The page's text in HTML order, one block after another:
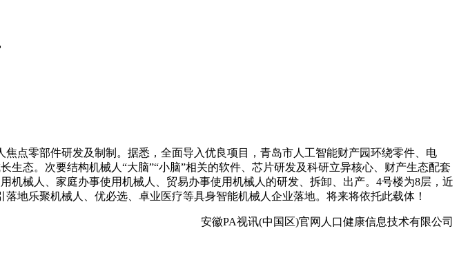
零部件研发及制制。据悉，全面导入优良项目，青岛市人工智能财产园环绕零件、电
态。次要结构机械人“大脑”“小脑”相关的软件、芯片研发及科研立异核心、财产生态配套
械人、家庭办事使用机械人、贸易办事使用机械人的研发、拆卸、出产。4号楼为8层，近
地乐聚机械人、优必选、卓业医疗等具身智能机械人企业落地。将来将依托此载体！
安徽PA视讯(中国区)官网人口健康信息技术有限公司